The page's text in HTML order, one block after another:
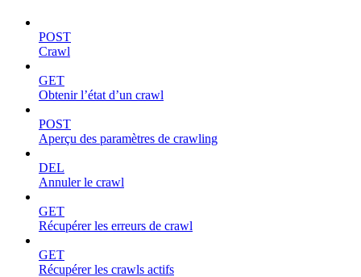
POST
Crawl
GET
Obtenir l’état d’un crawl
POST
Aperçu des paramètres de crawling
DEL
Annuler le crawl
GET
Récupérer les erreurs de crawl
GET
Récupérer les crawls actifs